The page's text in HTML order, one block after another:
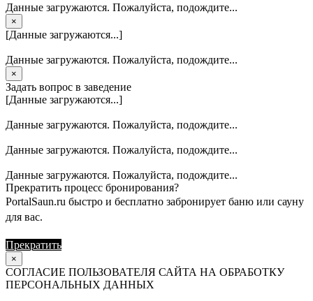
Данные загружаются. Пожалуйста, подождите...
×
[Данные загружаются...]
Данные загружаются. Пожалуйста, подождите...
×
Задать вопрос в заведение
[Данные загружаются...]
Данные загружаются. Пожалуйста, подождите...
Данные загружаются. Пожалуйста, подождите...
Данные загружаются. Пожалуйста, подождите...
Прекратить процесс бронирования?
PortalSaun.ru быстро и бесплатно забронирует баню или сауну
для вас.
Прекратить
×
СОГЛАСИЕ ПОЛЬЗОВАТЕЛЯ САЙТА НА ОБРАБОТКУ
ПЕРСОНАЛЬНЫХ ДАННЫХ